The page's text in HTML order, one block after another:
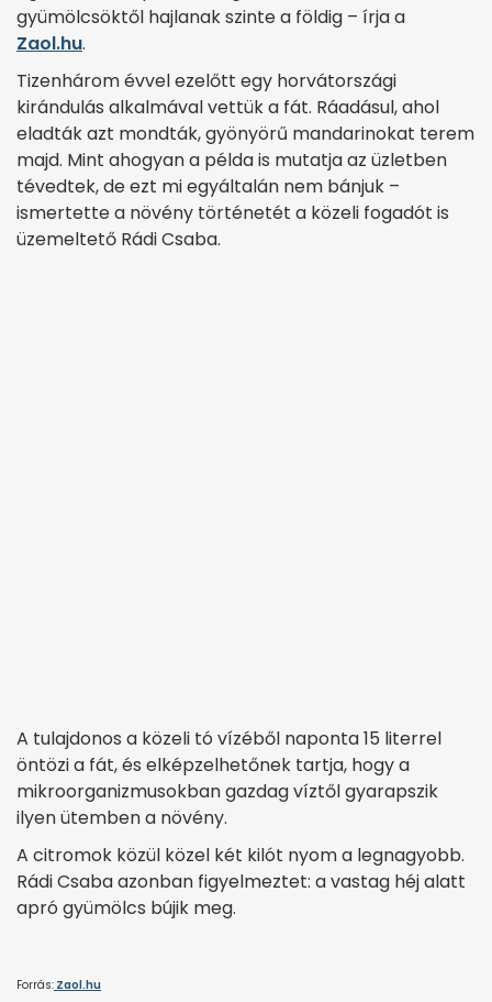
gyümölcsöktől hajlanak szinte a földig – írja a
Zaol.hu.
Tizenhárom évvel ezelőtt egy horvátországi
kirándulás alkalmával vettük a fát. Ráadásul, ahol
eladták azt mondták, gyönyörű mandarinokat terem
majd. Mint ahogyan a példa is mutatja az üzletben
tévedtek, de ezt mi egyáltalán nem bánjuk –
ismertette a növény történetét a közeli fogadót is
üzemeltető Rádi Csaba.
A tulajdonos a közeli tó vízéből naponta 15 literrel
öntözi a fát, és elképzelhetőnek tartja, hogy a
mikroorganizmusokban gazdag víztől gyarapszik
ilyen ütemben a növény.
A citromok közül közel két kilót nyom a legnagyobb.
Rádi Csaba azonban figyelmeztet: a vastag héj alatt
apró gyümölcs bújik meg.
Forrás: Zaol.hu